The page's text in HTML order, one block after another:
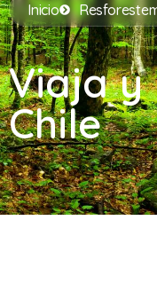
Inicio
Viaja
Chile